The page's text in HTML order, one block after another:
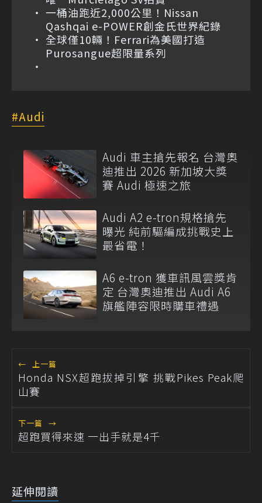
一桶油跑近2,000公里！Nissan
Qashqai e-POWER創金氏世界紀錄
全球僅10輛！Ferrari為美國打造
Purosangue超限量系列
Audi
Audi 車主搶先報名 台灣奧
迪推出 2026 新加坡大獎
賽 Audi 極速之旅
Audi A2 e-tron規格搶先
曝光 純前驅編成挑戰史上
最省電！
A6 e-tron 獲車訊風雲獎肯
定 台灣奧迪推出 Audi A6
旗艦陣容限時購車禮遇
← 上一篇
Honda NSX超跑拔掉引擎 挑戰Pikes Peak爬
山賽
下一篇 →
超跑買得來速 一出手就是4千
延伸閱讀